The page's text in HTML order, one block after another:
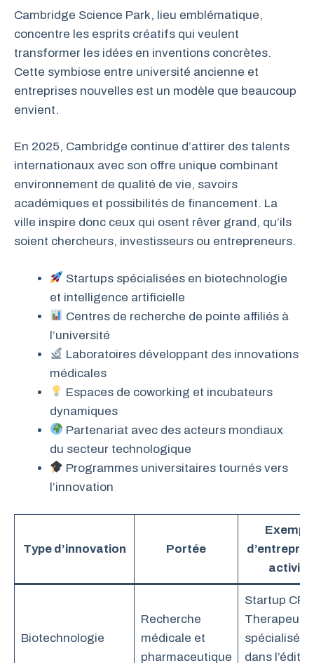
Cambridge Science Park, lieu emblématique,
concentre les esprits créatifs qui veulent
transformer les idées en inventions concrètes.
Cette symbiose entre université ancienne et
entreprises nouvelles est un modèle que beaucoup
envient.
En 2025, Cambridge continue d’attirer des talents
internationaux avec son offre unique combinant
environnement de qualité de vie, savoirs
académiques et possibilités de financement. La
ville inspire donc ceux qui osent rêver grand, qu’ils
soient chercheurs, investisseurs ou entrepreneurs.
Startups spécialisées en biotechnologie
et intelligence artificielle
Centres de recherche de pointe affiliés à
l’université
Laboratoires développant des innovations
médicales
Espaces de coworking et incubateurs
dynamiques
Partenariat avec des acteurs mondiaux
du secteur technologique
Programmes universitaires tournés vers
l’innovation
Type d’innovation Portée
activité
Biotechnologie
Recherche
médicale et
pharmaceutique
Startup
spécialisée
dans